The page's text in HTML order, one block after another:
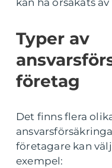
kan ha orsakats
Typer av
företag
Det finns flera
företagare kan
exempel: